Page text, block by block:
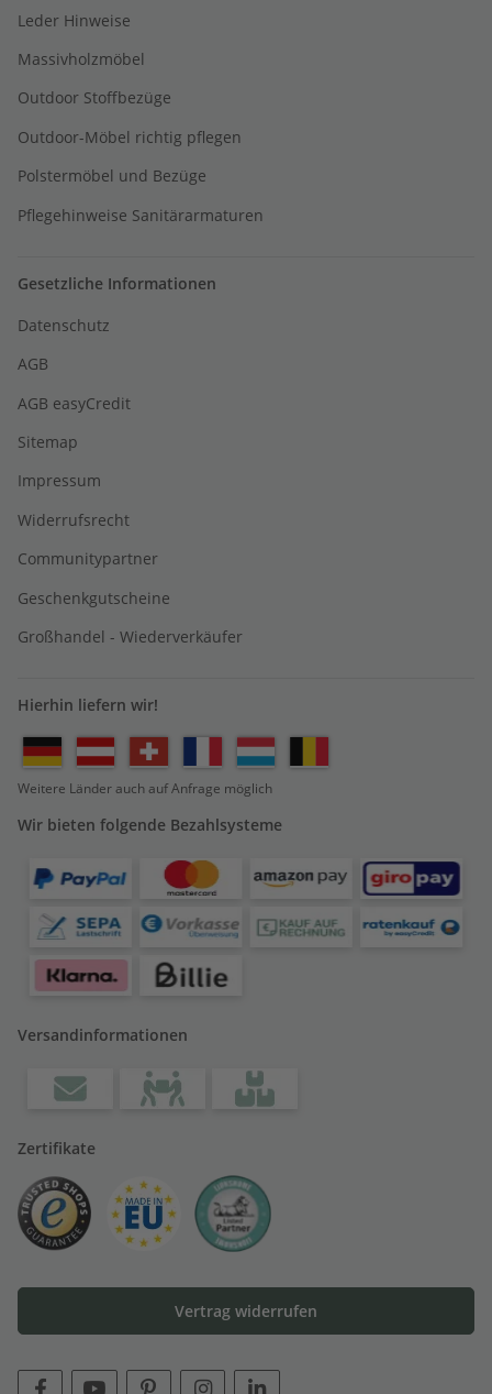
Leder Hinweise
Massivholzmöbel
Outdoor Stoffbezüge
Outdoor-Möbel richtig pflegen
Polstermöbel und Bezüge
Pflegehinweise Sanitärarmaturen
Gesetzliche Informationen
Datenschutz
AGB
AGB easyCredit
Sitemap
Impressum
Widerrufsrecht
Communitypartner
Geschenkgutscheine
Großhandel - Wiederverkäufer
Hierhin liefern wir!
Weitere Länder auch auf Anfrage möglich
Wir bieten folgende Bezahlsysteme
Versandinformationen
Zertifikate
Vertrag widerrufen